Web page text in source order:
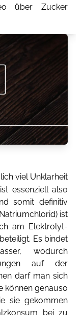
über Zucker
viel Unklarheit
essenziell also
somit definitiv
ist
am Elektrolyt-
Es bindet
wodurch
auf der
darf man sich
können genauso
sie gekommen
bei zu